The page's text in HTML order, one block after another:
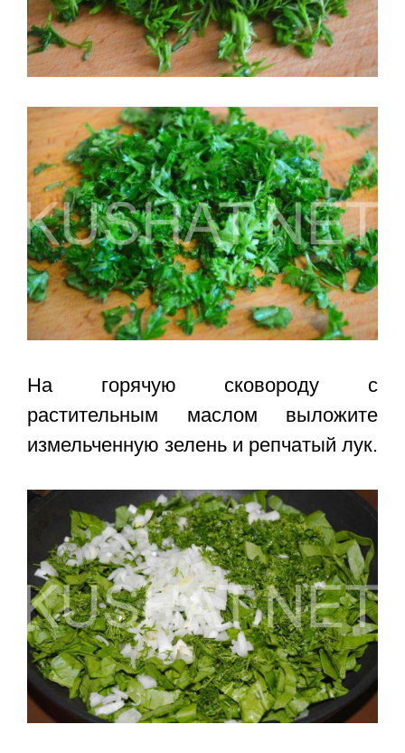
На горячую сковороду с
растительным маслом выложите
измельченную зелень и репчатый лук.